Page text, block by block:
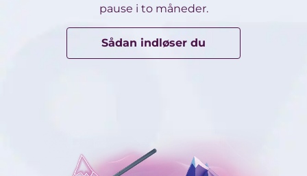
pause i to måneder.
Sådan indløser du